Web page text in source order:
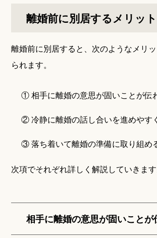
離婚前に別居するメリット
離婚前に別居すると、次のようなメリ
られます。
① 相手に離婚の意思が固いことが伝
② 冷静に離婚の話し合いを進めやす
③ 落ち着いて離婚の準備に取り組め
次項でそれぞれ詳しく解説していきます
相手に離婚の意思が固いことが